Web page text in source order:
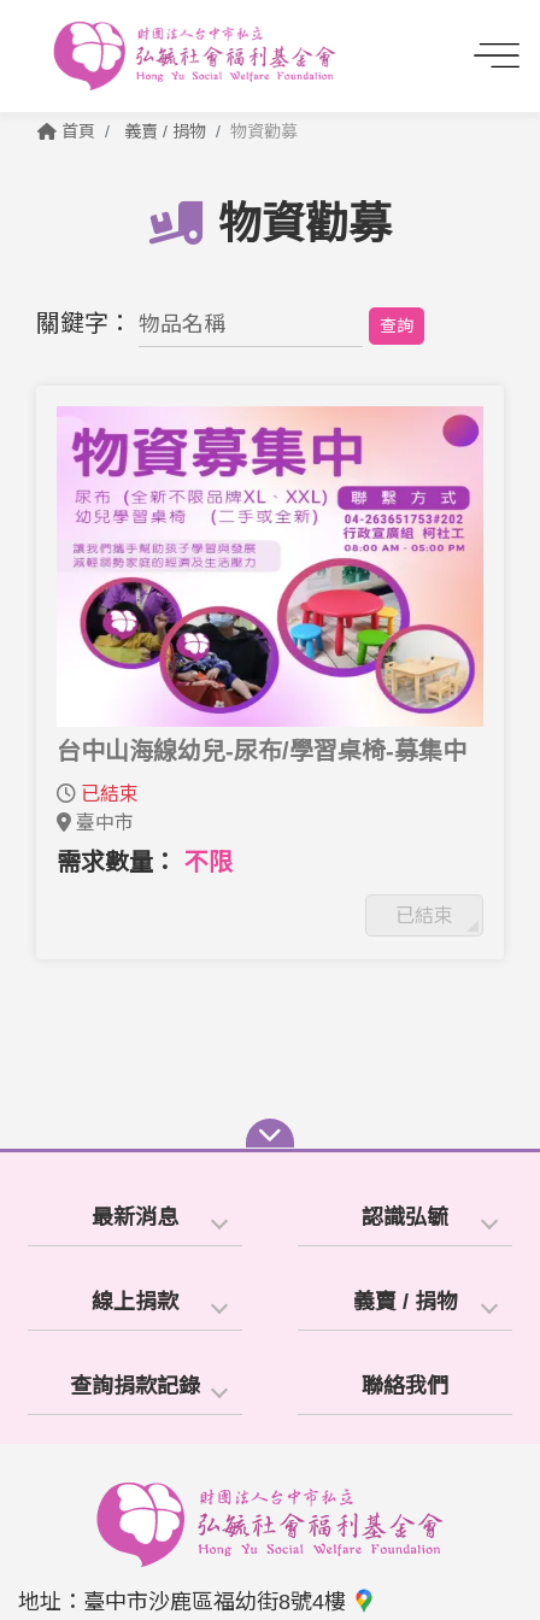
首頁 義賣 / 捐物 物資勸募
物資勸募
關鍵字： 查詢
台中山海線幼兒-尿布/學習桌椅-募集中
已結束
臺中市
需求數量： 不限
已結束
最新消息 認識弘毓
線上捐款 義賣 / 捐物
查詢捐款記錄 聯絡我們
地址： 臺中市沙鹿區福幼街8號4樓